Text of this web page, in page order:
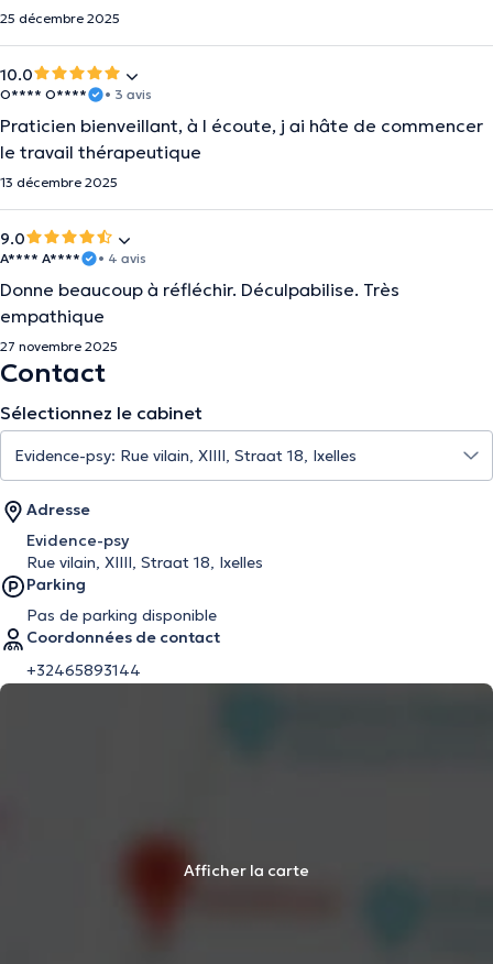
25 décembre 2025
10.0
O**** O**** • 3 avis
Praticien bienveillant, à l écoute, j ai hâte de commencer
le travail thérapeutique
13 décembre 2025
9.0
A**** A**** • 4 avis
Donne beaucoup à réfléchir. Déculpabilise. Très
empathique
27 novembre 2025
Contact
Sélectionnez le cabinet
Adresse
Evidence-psy
Rue vilain, XIIII, Straat 18, Ixelles
Parking
Pas de parking disponible
Coordonnées de contact
+32465893144
Afficher la carte